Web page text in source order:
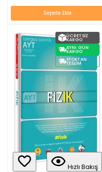
Sepete Ekle
ÜCRETSIZ
KARGO
AYNI GÜN
KARGO
STOKTAN
TESLIM
Hızlı Bakış